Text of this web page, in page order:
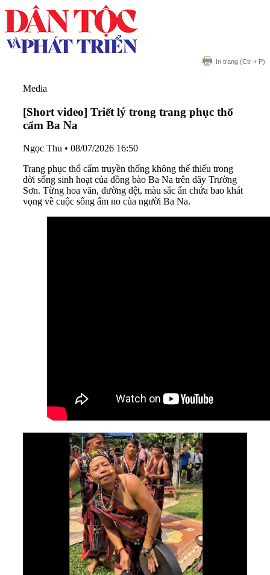
In trang (Ctr + P)
Media
[Short video] Triết lý trong trang phục thổ
cẩm Ba Na
Ngọc Thu • 08/07/2026 16:50
Trang phục thổ cẩm truyền thống không thể thiếu trong
đời sống sinh hoạt của đồng bào Ba Na trên dãy Trường
Sơn. Từng hoa văn, đường dệt, màu sắc ẩn chứa bao khát
vọng về cuộc sống ấm no của người Ba Na.